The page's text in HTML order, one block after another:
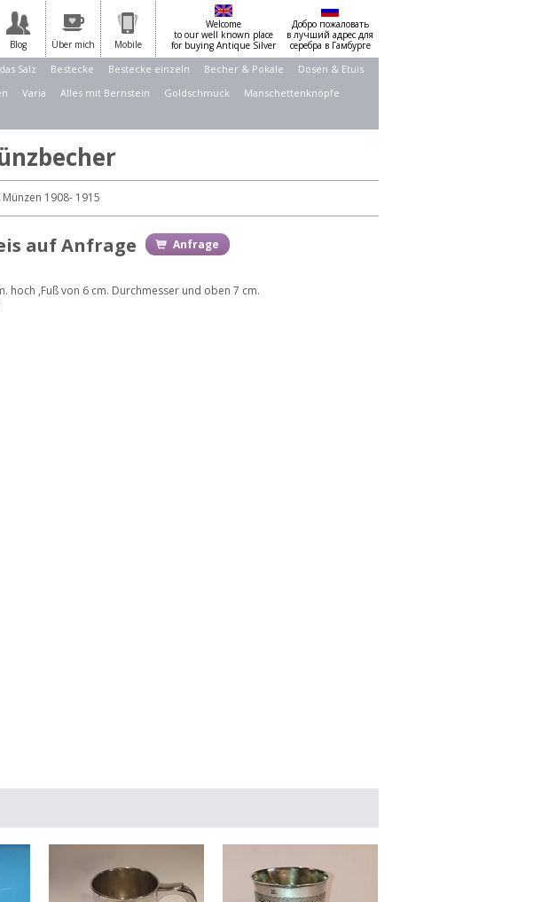
Blog Über mich Mobile
Welcome
to our well known place
for buying Antique Silver
Добро пожаловать
в лучший адрес для
серебра в Гамбурге
Salz Bestecke Bestecke einzeln Becher & Pokale
Dosen & Etuis
Varia Alles mit Bernstein Goldschmuck
Manschettenknöpfe
1908- 1915
auf Anfrage Anfrage
hoch ,Fuß von 6 cm. Durchmesser und oben 7 cm.